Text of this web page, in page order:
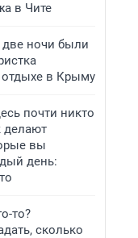
в Чите
ночи были
отдыхе в Крыму
почти никто
делают
вы
день:
то?
сколько